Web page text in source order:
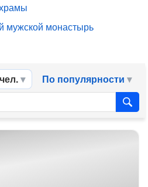
мужской монастырь
По популярности